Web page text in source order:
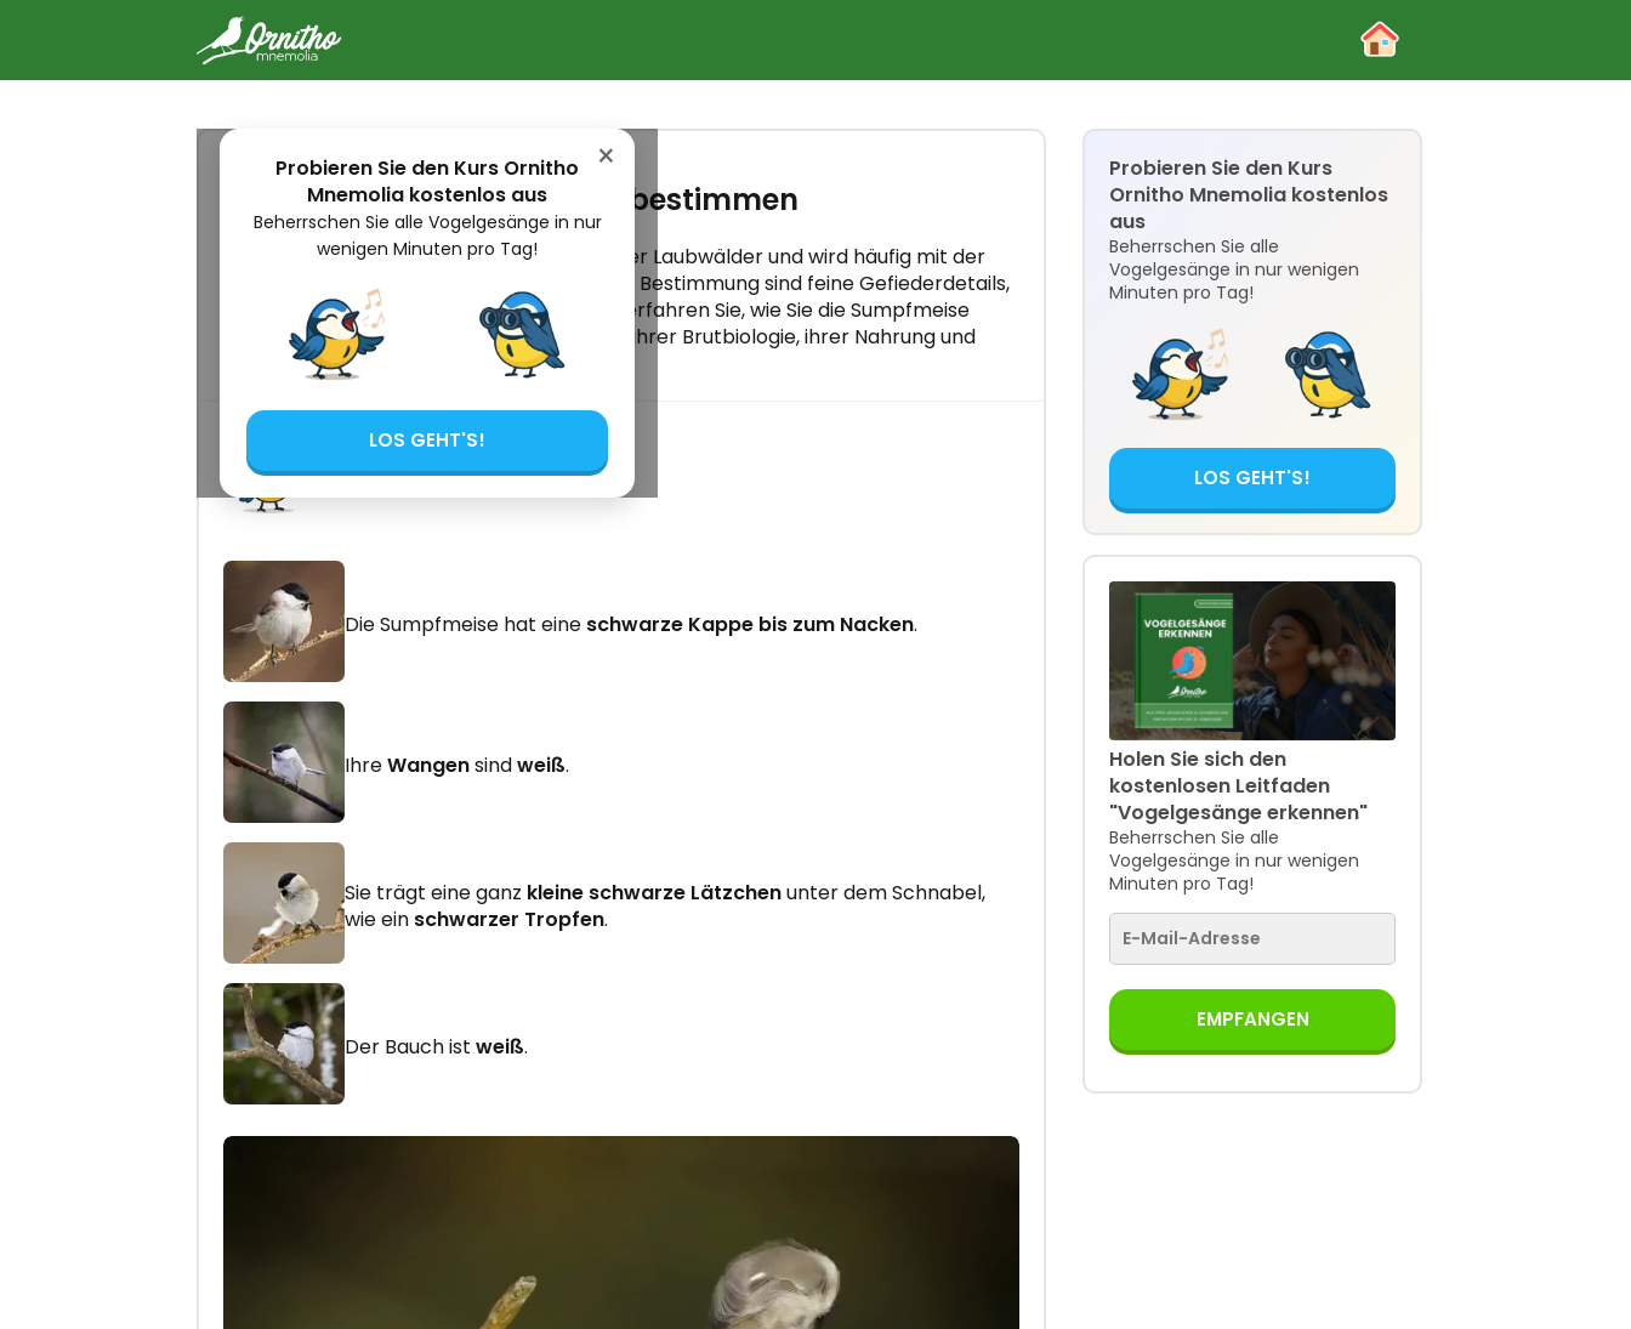
Sumpfmeise erkennen und bestimmen
Die Sumpfmeise ist eine kleine Meisenart der Laubwälder und wird häufig mit der
Weidenmeise verwechselt. Für eine sichere Bestimmung sind feine Gefiederdetails,
Stimme und Verhalten entscheidend. Hier erfahren Sie, wie Sie die Sumpfmeise
anhand ihrer schwarzen Kappe, ihrer Rufe, ihrer Brutbiologie, ihrer Nahrung und
ihrer Lebensräume erkennen.
Wie ich aussehe
Die Sumpfmeise hat eine schwarze Kappe bis zum Nacken.
IhreWangensindweiß.
Sie trägt eine ganz kleine schwarze Lätzchenunter dem Schnabel,
wie ein schwarzer Tropfen.
Der Bauch ist weiß.
×
Probieren Sie den Kurs Ornitho
Mnemolia kostenlos aus
Beherrschen Sie alle Vogelgesänge in nur
wenigen Minuten pro Tag!
LOS GEHT'S!
Probieren Sie den Kurs
Ornitho Mnemolia kostenlos
aus
Beherrschen Sie alle
Vogelgesänge in nur wenigen
Minuten pro Tag!
LOS GEHT'S!
Holen Sie sich den
kostenlosen Leitfaden
"Vogelgesänge erkennen"
Beherrschen Sie alle
Vogelgesänge in nur wenigen
Minuten pro Tag!
EMPFANGEN